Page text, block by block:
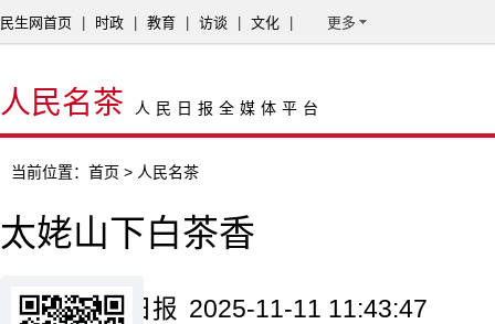
民生网首页 时政 教育 访谈 文化 更多
人民名茶 人民日报全媒体平台
当前位置： 首页 > 人民名茶
太姥山下白茶香
来源：人民日报 2025-11-11 11:43:47